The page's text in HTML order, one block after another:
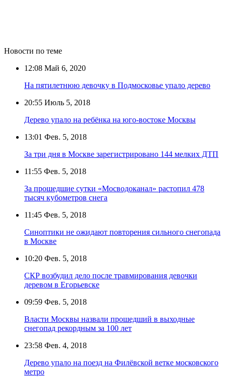
Новости по теме
12:08 Май 6, 2020
На пятилетнюю девочку в Подмосковье упало дерево
20:55 Июль 5, 2018
Дерево упало на ребёнка на юго-востоке Москвы
13:01 Фев. 5, 2018
За три дня в Москве зарегистрировано 144 мелких ДТП
11:55 Фев. 5, 2018
За прошедшие сутки «Мосводоканал» растопил 478
тысяч кубометров снега
11:45 Фев. 5, 2018
Синоптики не ожидают повторения сильного снегопада
в Москве
10:20 Фев. 5, 2018
СКР возбудил дело после травмирования девочки
деревом в Егорьевске
09:59 Фев. 5, 2018
Власти Москвы назвали прошедший в выходные
снегопад рекордным за 100 лет
23:58 Фев. 4, 2018
Дерево упало на поезд на Филёвской ветке московского
метро